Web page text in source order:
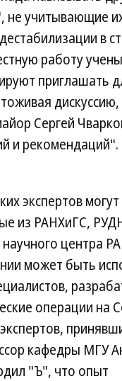
не учитывающие
в
работу
приглашать
Сергей
и рекомендаций".
экспертов
из РАНХиГС,
центра
может быть
операции на
кафедры МГУ
"Ъ", что опыт